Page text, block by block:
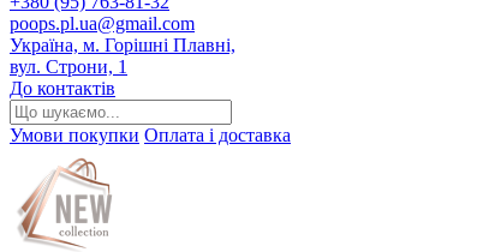
poops.pl.ua@gmail.com
Україна, м. Горішні Плавні,
вул. Строни, 1
До контактів
Умови покупки Оплата і доставка